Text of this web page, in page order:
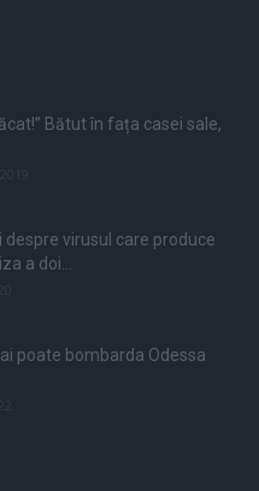
Bătut în fața casei sale,
virusul care produce
a doi...
poate bombarda Odessa